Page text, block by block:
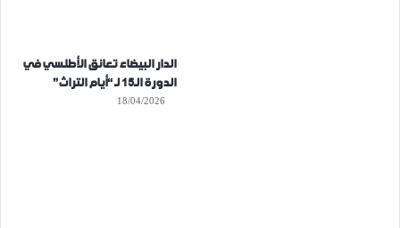
الدار البيضاء تعانق الأطلسي في
الدورة الـ15 لـ “أيام التراث”
18/04/2026